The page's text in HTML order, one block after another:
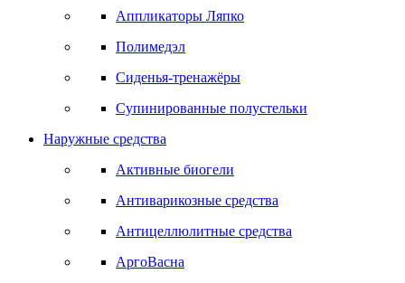
Аппликаторы Ляпко
Полимедэл
Сиденья-тренажёры
Супинированные полустельки
Наружные средства
Активные биогели
Антиварикозные средства
Антицеллюлитные средства
АргоВасна